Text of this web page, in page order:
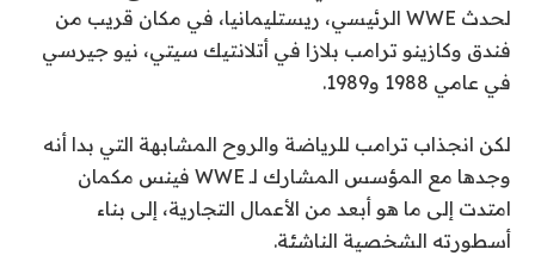
لحدث WWE الرئيسي، ريستليمانيا، في مكان قريب من
فندق وكازينو ترامب بلازا في أتلانتيك سيتي، نيو جيرسي
في عامي 1988 و1989.
لكن انجذاب ترامب للرياضة والروح المشابهة التي بدا أنه
وجدها مع المؤسس المشارك لـ WWE فينس مكمان
امتدت إلى ما هو أبعد من الأعمال التجارية، إلى بناء
أسطورته الشخصية الناشئة.